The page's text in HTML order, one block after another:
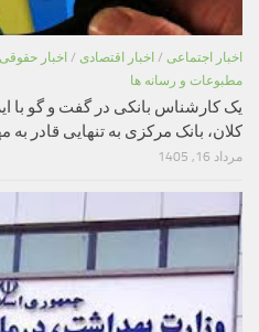
اخبار اجتماعی / اخبار اقتصادی / اخبار حقوقی
مطبوعات و رسانه ها
یک کارشناس بانکی در گفت و گو با
کلان، بانک مرکزی به تنهایی قادر به
مرداد 16, 1405